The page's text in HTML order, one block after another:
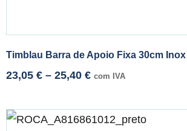
Timblau Barra de Apoio Fixa 30cm Inox
23,05 € – 25,40 € com IVA